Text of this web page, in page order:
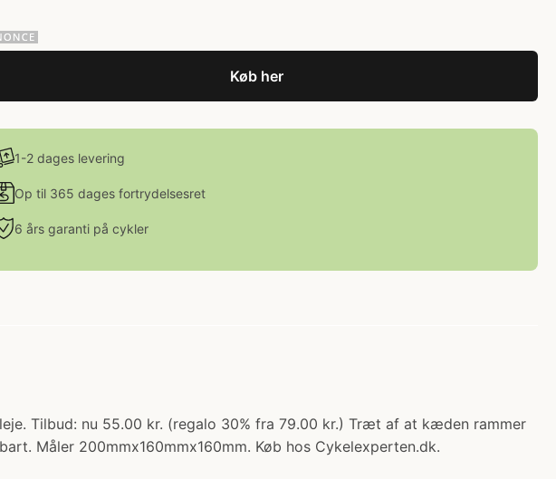
Køb her
1-2 dages levering
Op til 365 dages fortrydelsesret
6 års garanti på cykler
Tilbud: nu 55.00 kr. (regalo 30% fra 79.00 kr.) Træt af at kæden rammer
Måler 200mmx160mmx160mm. Køb hos Cykelexperten.dk.